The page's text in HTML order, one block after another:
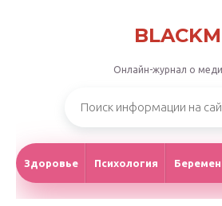
Онлайн-журнал о
Здоровье Психология